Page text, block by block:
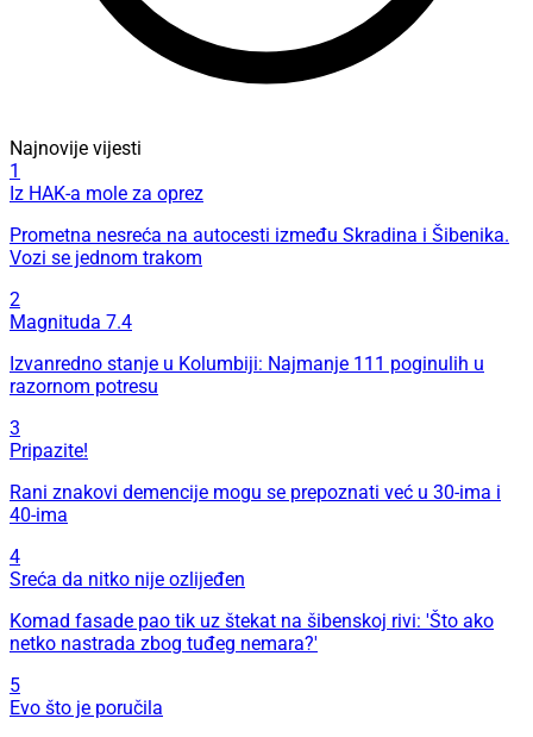
Najnovije vijesti
1
Iz HAK-a mole za oprez
Prometna nesreća na autocesti između Skradina i Šibenika.
Vozi se jednom trakom
2
Magnituda 7.4
Izvanredno stanje u Kolumbiji: Najmanje 111 poginulih u
razornom potresu
3
Pripazite!
Rani znakovi demencije mogu se prepoznati već u 30-ima i
40-ima
4
Sreća da nitko nije ozlijeđen
Komad fasade pao tik uz štekat na šibenskoj rivi: 'Što ako
netko nastrada zbog tuđeg nemara?'
5
Evo što je poručila